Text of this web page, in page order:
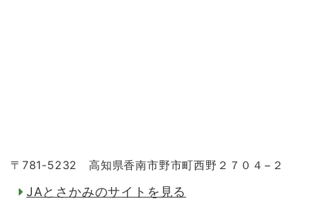
〒781-5232 高知県香南市野市町西野２７０４−２
JAとさかみのサイトを見る